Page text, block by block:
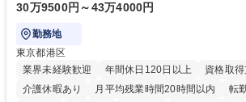
30万9500円～43万4000円
勤務地
東京都港区
業界未経験歓迎
年間休日120日以上
資格取得
介護休暇あり
月平均残業時間20時間以内 転